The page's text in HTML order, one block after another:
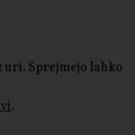
uri. Sprejmejo lahko
.